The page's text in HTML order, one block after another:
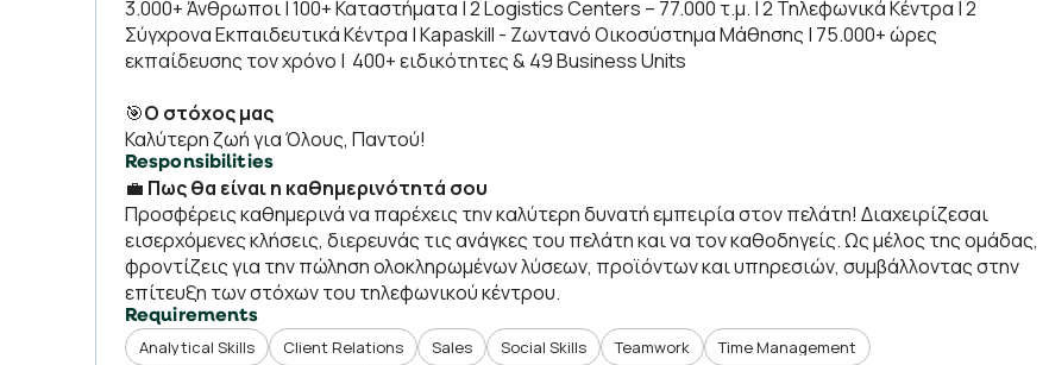
3.000+ Άνθρωποι | 100+ Καταστήματα | 2 Logistics Centers – 77.000 τ.μ. | 2 Τηλεφωνικά Κέντρα | 2
Σύγχρονα Εκπαιδευτικά Κέντρα | Kapaskill - Ζωντανό Οικοσύστημα Μάθησης | 75.000+ ώρες
εκπαίδευσης τον χρόνο | 400+ ειδικότητες & 49 Business Units
🎯Ο στόχος μας
Καλύτερη ζωή για Όλους, Παντού!
Responsibilities
💼 Πως θα είναι η καθημερινότητά σου
Προσφέρεις καθημερινά να παρέχεις την καλύτερη δυνατή εμπειρία στον πελάτη! Διαχειρίζεσαι
εισερχόμενες κλήσεις, διερευνάς τις ανάγκες του πελάτη και να τον καθοδηγείς. Ως μέλος της ομάδας,
φροντίζεις για την πώληση ολοκληρωμένων λύσεων, προϊόντων και υπηρεσιών, συμβάλλοντας στην
επίτευξη των στόχων του τηλεφωνικού κέντρου.
Requirements
Analytical Skills Client Relations Sales Social Skills Teamwork Time Management